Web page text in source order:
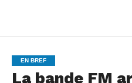
EN BREF
La bande FM